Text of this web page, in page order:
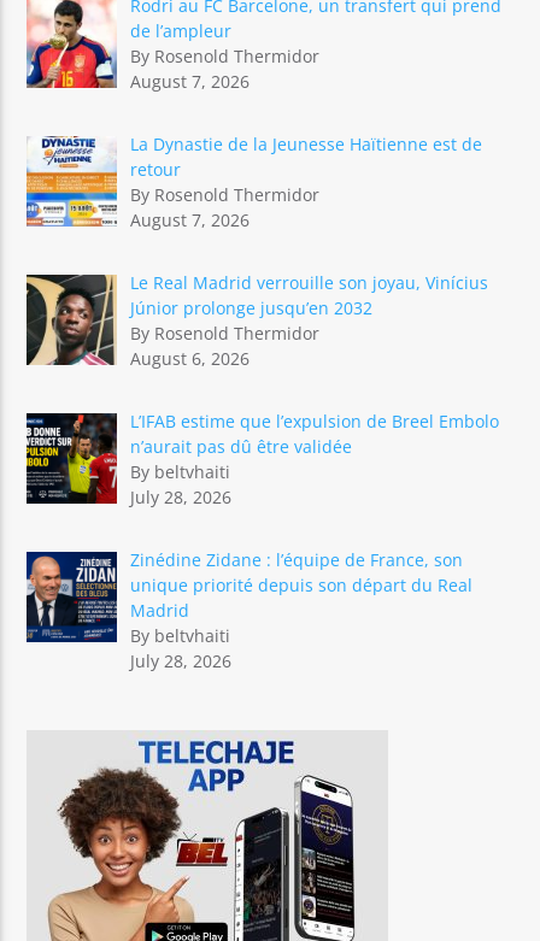
Rodri au FC Barcelone, un transfert qui prend
de l’ampleur
By Rosenold Thermidor
August 7, 2026
La Dynastie de la Jeunesse Haïtienne est de
retour
By Rosenold Thermidor
August 7, 2026
Le Real Madrid verrouille son joyau, Vinícius
Júnior prolonge jusqu’en 2032
By Rosenold Thermidor
August 6, 2026
L’IFAB estime que l’expulsion de Breel Embolo
n’aurait pas dû être validée
By beltvhaiti
July 28, 2026
Zinédine Zidane : l’équipe de France, son
unique priorité depuis son départ du Real
Madrid
By beltvhaiti
July 28, 2026